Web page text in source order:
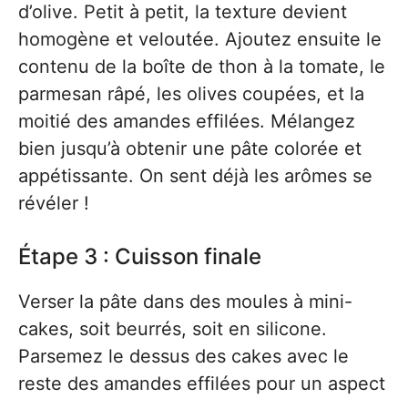
d’olive. Petit à petit, la texture devient
homogène et veloutée. Ajoutez ensuite le
contenu de la boîte de thon à la tomate, le
parmesan râpé, les olives coupées, et la
moitié des amandes effilées. Mélangez
bien jusqu’à obtenir une pâte colorée et
appétissante. On sent déjà les arômes se
révéler !
Étape 3 : Cuisson finale
Verser la pâte dans des moules à mini-
cakes, soit beurrés, soit en silicone.
Parsemez le dessus des cakes avec le
reste des amandes effilées pour un aspect